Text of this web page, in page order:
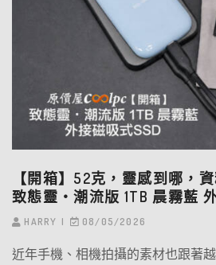
【開箱】52克，靈感到哪，
致態靈‧潮流版 1TB 晨霧藍 外
HARRY 08/05/2026
近年手機、相機拍攝的素材也跟著